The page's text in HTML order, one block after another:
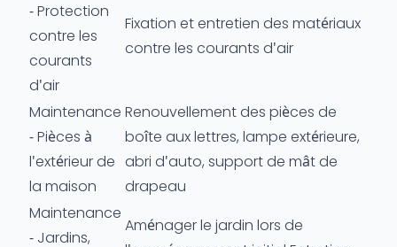
- Protection
contre les
courants
d'air
Fixation et entretien des matériaux
contre les courants d'air
Maintenance
- Pièces à
l'extérieur de
la maison
Renouvellement des pièces de
boîte aux lettres, lampe extérieure,
abri d'auto, support de mât de
drapeau
Maintenance
- Jardins,
Aménager le jardin lors de